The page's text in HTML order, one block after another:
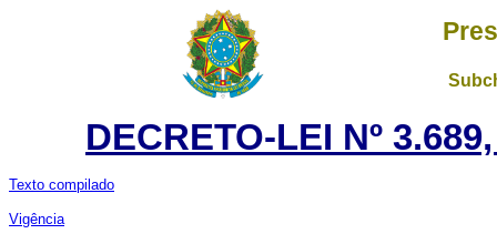
DECRETO-LEI Nº
Texto compilado
Vigência